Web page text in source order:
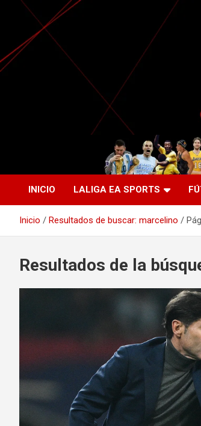
Saltar
contenido
Agente Libre
La nueva generación del periodismo
INICIO LALIGA EA SPORTS
Inicio Resultados de buscar: marcelino
Resultados de la